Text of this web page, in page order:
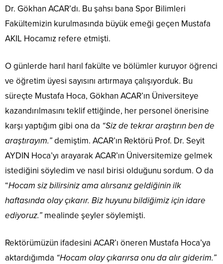
Dr. Gökhan ACAR’dı. Bu şahsı bana Spor Bilimleri
Fakültemizin kurulmasında büyük emeği geçen Mustafa
AKIL Hocamız refere etmişti.
O günlerde harıl harıl fakülte ve bölümler kuruyor öğrenci
ve öğretim üyesi sayısını artırmaya çalışıyorduk. Bu
süreçte Mustafa Hoca, Gökhan ACAR’ın Üniversiteye
kazandırılmasını teklif ettiğinde, her personel önerisine
karşı yaptığım gibi ona da “Siz de tekrar araştırın ben de
araştırayım.”demiştim. ACAR’ın Rektörü Prof. Dr. Seyit
AYDIN Hoca’yı arayarak ACAR’ın Üniversitemize gelmek
istediğini söyledim ve nasıl birisi olduğunu sordum. O da
“Hocam siz bilirsiniz ama alırsanız geldiğinin ilk
haftasında olay çıkarır. Biz huyunu bildiğimiz için idare
ediyoruz.” mealinde şeyler söylemişti.
Rektörümüzün ifadesini ACAR’ı öneren Mustafa Hoca’ya
aktardığımda “Hocam olay çıkarırsa onu da alır giderim.”